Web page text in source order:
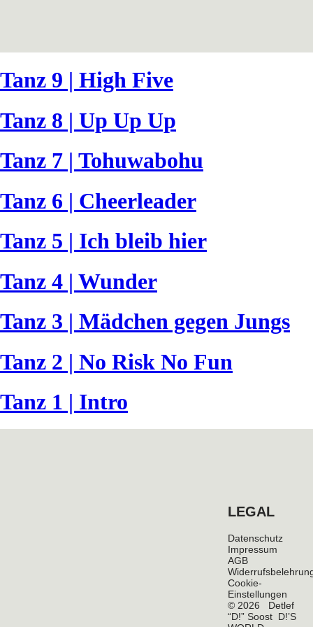
Tanz 9 | High Five
Tanz 8 | Up Up Up
Tanz 7 | Tohuwabohu
Tanz 6 | Cheerleader
Tanz 5 | Ich bleib hier
Tanz 4 | Wunder
Tanz 3 | Mädchen gegen Jungs
Tanz 2 | No Risk No Fun
Tanz 1 | Intro
LEGAL
Datenschutz
Impressum
AGB
Cookie-
Einstellungen
© 2026 Detlef
“D!” Soost D!’S